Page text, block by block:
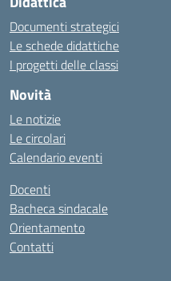
Documenti strategici
Le schede didattiche
I progetti delle classi
Novità
Le notizie
Le circolari
Calendario eventi
Docenti
Bacheca sindacale
Orientamento
Contatti